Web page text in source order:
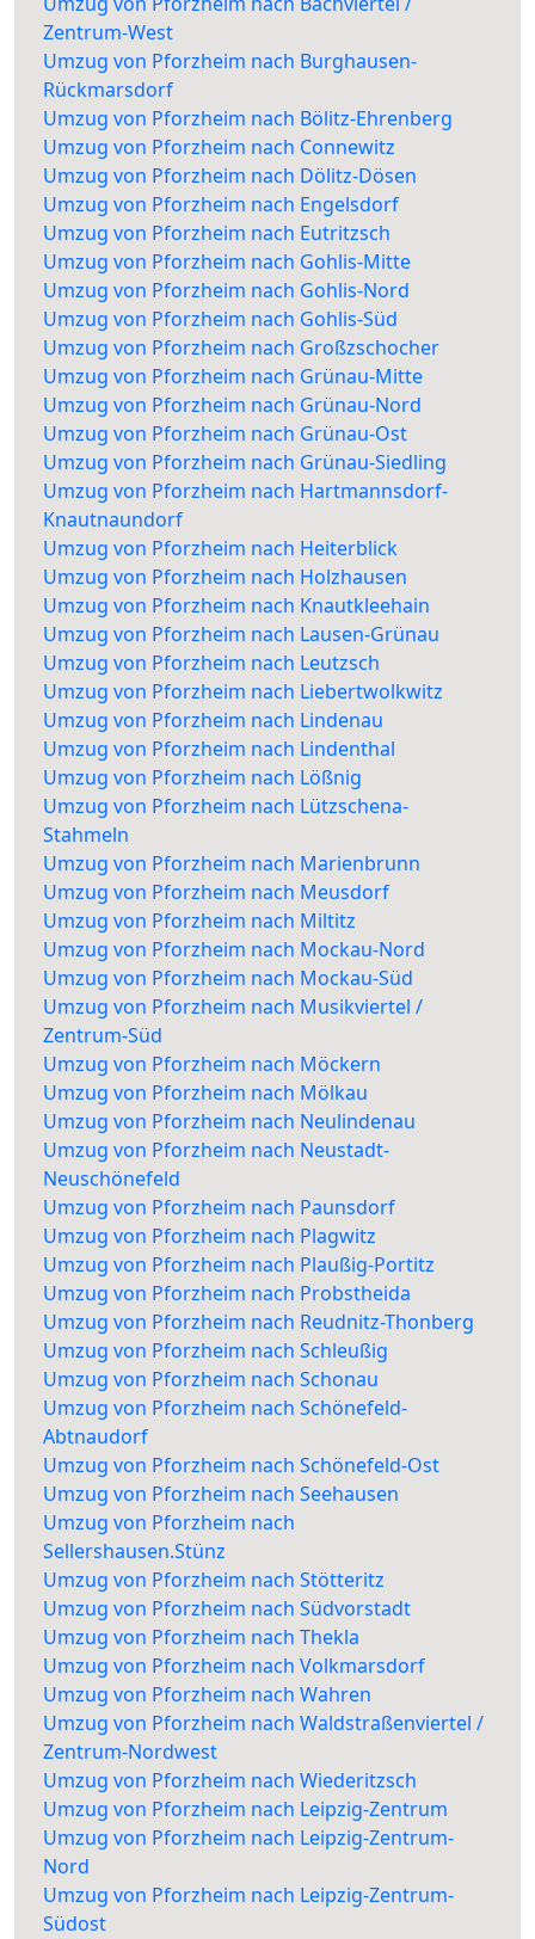
Zentrum-West
Umzug von Pforzheim nach Burghausen-
Rückmarsdorf
Umzug von Pforzheim nach Bölitz-Ehrenberg
Umzug von Pforzheim nach Connewitz
Umzug von Pforzheim nach Dölitz-Dösen
Umzug von Pforzheim nach Engelsdorf
Umzug von Pforzheim nach Eutritzsch
Umzug von Pforzheim nach Gohlis-Mitte
Umzug von Pforzheim nach Gohlis-Nord
Umzug von Pforzheim nach Gohlis-Süd
Umzug von Pforzheim nach Großzschocher
Umzug von Pforzheim nach Grünau-Mitte
Umzug von Pforzheim nach Grünau-Nord
Umzug von Pforzheim nach Grünau-Ost
Umzug von Pforzheim nach Grünau-Siedling
Umzug von Pforzheim nach Hartmannsdorf-
Knautnaundorf
Umzug von Pforzheim nach Heiterblick
Umzug von Pforzheim nach Holzhausen
Umzug von Pforzheim nach Knautkleehain
Umzug von Pforzheim nach Lausen-Grünau
Umzug von Pforzheim nach Leutzsch
Umzug von Pforzheim nach Liebertwolkwitz
Umzug von Pforzheim nach Lindenau
Umzug von Pforzheim nach Lindenthal
Umzug von Pforzheim nach Lößnig
Umzug von Pforzheim nach Lützschena-
Stahmeln
Umzug von Pforzheim nach Marienbrunn
Umzug von Pforzheim nach Meusdorf
Umzug von Pforzheim nach Miltitz
Umzug von Pforzheim nach Mockau-Nord
Umzug von Pforzheim nach Mockau-Süd
Umzug von Pforzheim nach Musikviertel /
Zentrum-Süd
Umzug von Pforzheim nach Möckern
Umzug von Pforzheim nach Mölkau
Umzug von Pforzheim nach Neulindenau
Umzug von Pforzheim nach Neustadt-
Neuschönefeld
Umzug von Pforzheim nach Paunsdorf
Umzug von Pforzheim nach Plagwitz
Umzug von Pforzheim nach Plaußig-Portitz
Umzug von Pforzheim nach Probstheida
Umzug von Pforzheim nach Reudnitz-Thonberg
Umzug von Pforzheim nach Schleußig
Umzug von Pforzheim nach Schonau
Umzug von Pforzheim nach Schönefeld-
Abtnaudorf
Umzug von Pforzheim nach Schönefeld-Ost
Umzug von Pforzheim nach Seehausen
Umzug von Pforzheim nach
Sellershausen.Stünz
Umzug von Pforzheim nach Stötteritz
Umzug von Pforzheim nach Südvorstadt
Umzug von Pforzheim nach Thekla
Umzug von Pforzheim nach Volkmarsdorf
Umzug von Pforzheim nach Wahren
Umzug von Pforzheim nach Waldstraßenviertel /
Zentrum-Nordwest
Umzug von Pforzheim nach Wiederitzsch
Umzug von Pforzheim nach Leipzig-Zentrum
Umzug von Pforzheim nach Leipzig-Zentrum-
Nord
Umzug von Pforzheim nach Leipzig-Zentrum-
Südost